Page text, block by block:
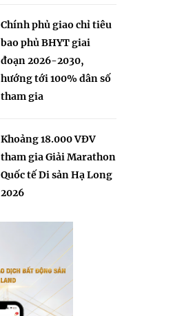
Chính phủ giao chỉ tiêu
bao phủ BHYT giai
đoạn 2026-2030,
hướng tới 100% dân số
tham gia
Khoảng 18.000 VĐV
tham gia Giải Marathon
Quốc tế Di sản Hạ Long
2026